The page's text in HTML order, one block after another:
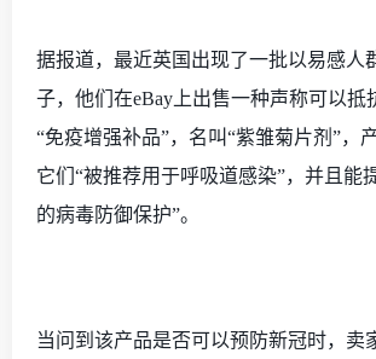
据报道，最近英国出现了一批以易感人
子，他们在eBay上出售一种声称可以抵
“免疫增强补品”，名叫“紫雏菊片剂”，
它们“被推荐用于呼吸道感染”，并且能
的病毒防御保护”。
当问到该产品是否可以预防新冠时，卖